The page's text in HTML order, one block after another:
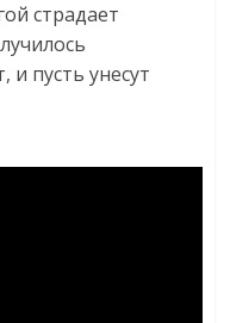
страдает
и пусть унесут